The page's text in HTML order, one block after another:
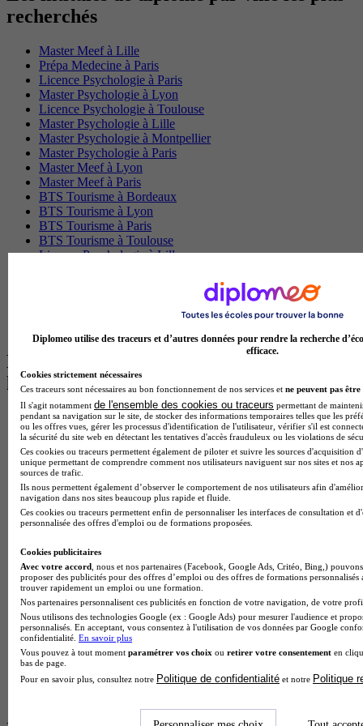
recherchés
Master Meef à Lille
Prépa Medecine à Paris
Licence Psychologie à Paris
Master Psychologie à Lyon
Licence Psychologie à Toulouse
Master Psychologie à Lille
Master Psychologie à Montpellier
Master Psychologie à Paris
Master Meef à Lyon
Master Meef à Paris
BTS Tourisme à Bordeaux
BTS Tourisme à Lyon
BTS Tourisme à Paris
BTS Tourisme à Toulouse
Licence Psychologie à Lille
BTS Communication à Lyon
Les intitulés de diplôme par alternance
les plus recherchés
BTS Esf en alternance
BTS Dietetique en alternance
BTS Mco en alternance
BTS Pi en alternance
BTS Sp3s en alternance
Master CCA en alternance
BTS Ndrc en alternance
BTS Sam en alternance
BTS Sio en alternance
MSc Marketing Digital en alternance
BTS Gpme en alternance
Cap Electricien en alternance
BTS Gpn en alternance
BTS Domotique en alternance
BAC Pro Agora en alternance
BTS Sta en alternance
BTS Iris en alternance
BTS Tpl en alternance
Diplomeo utilise des traceurs et d’autres données pour rendre la recherche
efficace.
Cookies strictement nécessaires
Ces traceurs sont nécessaires au bon fonctionnement de nos services et ne peuvent pas être
Il s'agit notamment de l'ensemble des cookies ou traceurs permettant de
pendant sa navigation sur le site, de stocker des informations temporaires telles que les
ou les offres vues, gérer les processus d'identification de l'utilisateur, vérifier s'il est
la sécurité du site web en détectant les tentatives d'accès frauduleux ou les violations de
Ces cookies ou traceurs permettent également de piloter et suivre les sources d'acquisition
unique permettant de comprendre comment nos utilisateurs naviguent sur nos sites et nos
sources de trafic.
Ils nous permettent également d’observer le comportement de nos utilisateurs afin
navigation dans nos sites beaucoup plus rapide et fluide.
Ces cookies ou traceurs permettent enfin de personnaliser les interfaces de consultation et
personnalisée des offres d'emploi ou de formations proposées.
Cookies publicitaires
Avec votre accord , nous et nos partenaires (Facebook, Google Ads, Critéo, Bing,)
proposer des publicités pour des offres d’emploi ou des offres de formations
trouver rapidement un emploi ou une formation.
Nos partenaires personnalisent ces publicités en fonction de votre navigation, de votre
Nous utilisons des technologies Google (ex : Google Ads) pour mesurer l'audience et
personnalisés. En acceptant, vous consentez à l'utilisation de vos données par Google
confidentialité. En savoir plus
Vous pouvez à tout moment paramétrer vos choix ou retirer votre consentement en
bas de page.
Pour en savoir plus, consultez notre Politique de confidentialité et notre Politique